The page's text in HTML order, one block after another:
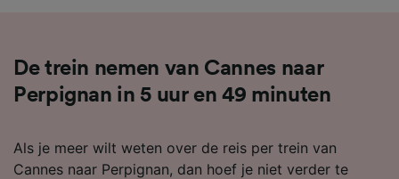
De trein nemen van Cannes naar
Perpignan in 5 uur en 49 minuten
Als je meer wilt weten over de reis per trein van
Cannes naar Perpignan, dan hoef je niet verder te